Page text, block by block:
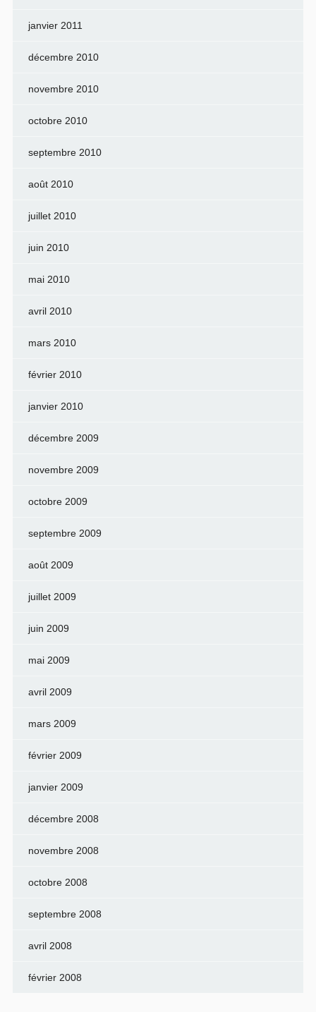
janvier 2011
décembre 2010
novembre 2010
octobre 2010
septembre 2010
août 2010
juillet 2010
juin 2010
mai 2010
avril 2010
mars 2010
février 2010
janvier 2010
décembre 2009
novembre 2009
octobre 2009
septembre 2009
août 2009
juillet 2009
juin 2009
mai 2009
avril 2009
mars 2009
février 2009
janvier 2009
décembre 2008
novembre 2008
octobre 2008
septembre 2008
avril 2008
février 2008